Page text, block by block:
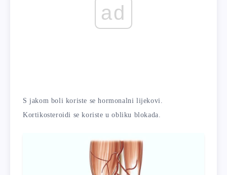
ad
S jakom boli koriste se hormonalni lijekovi.
Kortikosteroidi se koriste u obliku blokada.